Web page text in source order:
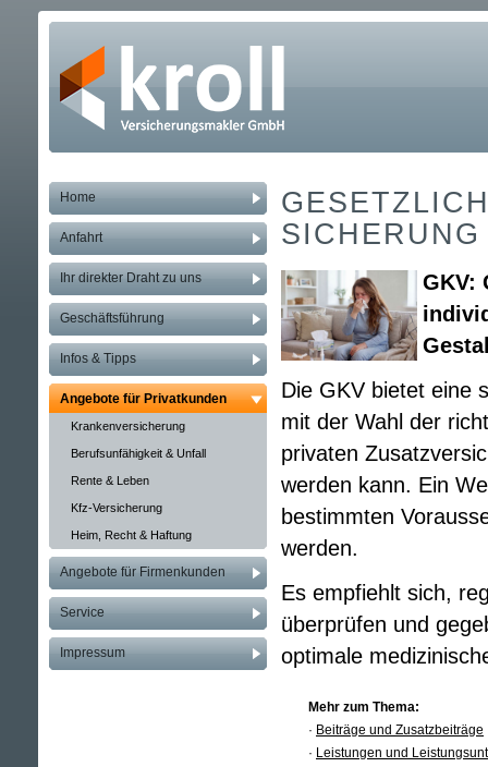
Home
Anfahrt
Ihr direkter Draht zu uns
Geschäftsführung
Infos & Tipps
Angebote für Privatkunden
Kranken­ver­si­che­rung
Berufs­unfähig­keit & Unfall
Rente & Leben
Kfz-Versicherung
Heim, Recht & Haftung
Angebote für Firmenkunden
Service
Impressum
SI­CHE­RUNG
GKV:
Die GKV bietet eine
mit der Wahl der
privaten
werden kann. Ein
bestimmten
werden.
Es empfiehlt sich,
überprüfen und
optimale
Mehr zum Thema:
· Beiträge und Zusatzbeiträge
· Leistungen und